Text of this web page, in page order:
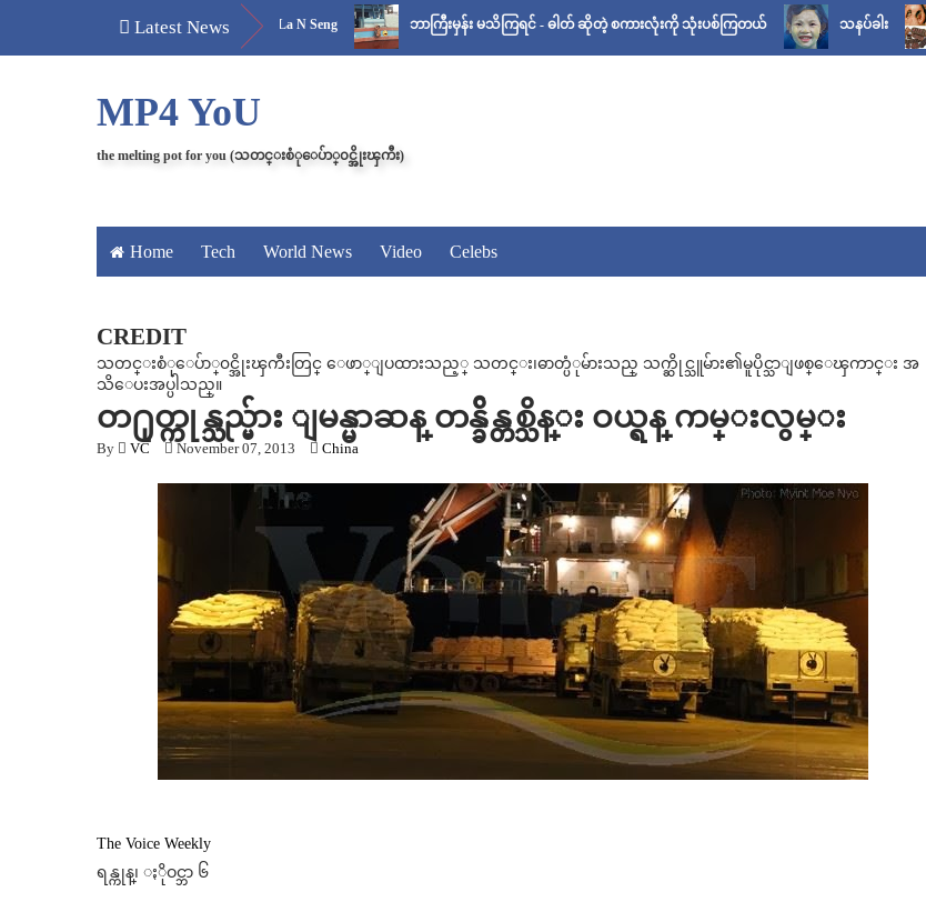
Latest News
Aung La N Seng ဘာကြီးမှန်း မသိကြရင် - ဓါတ် ဆိုတဲ့ စကားလုံးကို သုံးပစ်ကြတယ် သနပ်ခါး
MP4 YoU
the melting pot for you (သတင္းစံုေပ်ာ္၀င္အိုးၾကီး)
Home Tech World News Video Celebs
CREDIT
သတင္းစံုေပ်ာ္၀င္အိုးၾကီးတြင္ ေဖာ္ျပထားသည့္ သတင္း၊ဓာတ္ပံုမ်ားသည္ သက္ဆိုင္သူမ်ား၏မူပိုင္သာျဖစ္ေၾကာင္း အ
သိေပးအပ္ပါသည္။
တ႐ုတ္ကုန္သည္မ်ား ျမန္မာဆန္ တန္ခ်ိန္တစ္သိန္း ဝယ္ရန္ ကမ္းလွမ္း
By VC November 07, 2013 China
The Voice Weekly
ရန္ကုန္၊ ႏိုဝင္ဘာ ၆